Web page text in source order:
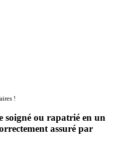
!
soigné ou rapatrié en un
assuré par